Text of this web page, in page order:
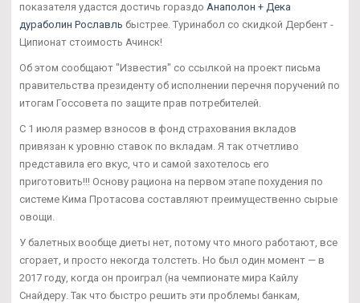
показателя удастся достичь гораздо Анаполон + Дека
дураболин Рославль быстрее. Туринабол со скидкой Дербент -
Ципионат стоимость Ачинск!
Об этом сообщают "Известия" со ссылкой на проект письма
правительства президенту об исполнении перечня поручений по
итогам Госсовета по защите прав потребителей.
С 1 июля размер взносов в фонд страхования вкладов
привязан к уровню ставок по вкладам. Я так отчетливо
представила его вкус, что и самой захотелось его
приготовить!!! Основу рациона на первом этапе похудения по
системе Кима Протасова составляют преимущественно сырые
овощи.
У балетных вообще диеты нет, потому что много работают, все
сгорает, и просто некогда толстеть. Но был один момент — в
2017 году, когда он проиграл (на чемпионате мира Кайлу
Снайдеру. Так что быстро решить эти проблемы банкам,